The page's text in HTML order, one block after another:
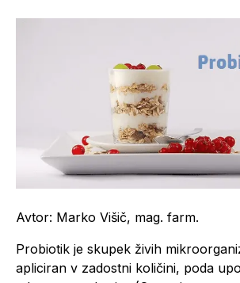
Avtor: Marko Višič, mag. farm.
Probiotik je skupek živih
apliciran v zadostni količini, poda